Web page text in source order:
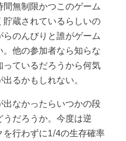
無制限かつこのゲーム
蔵されているらしいの
のんびりと誰がゲーム
他の参加者なら知らな
ているだろうから何気
るかもしれない。
出なかったらいつかの段
だろうか。今度は逆
行わずに1/4の生存確率